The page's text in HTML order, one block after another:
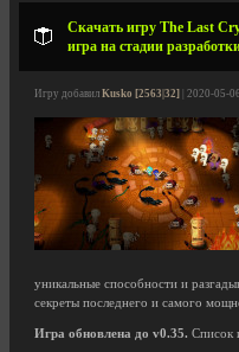
Скачать игру The Last
игра на стадии
Игру добавил Kusko [2563|32] | 2020-05-
уникальные способности и
секреты последнего и самого
Игра обновлена до v0.35. Список